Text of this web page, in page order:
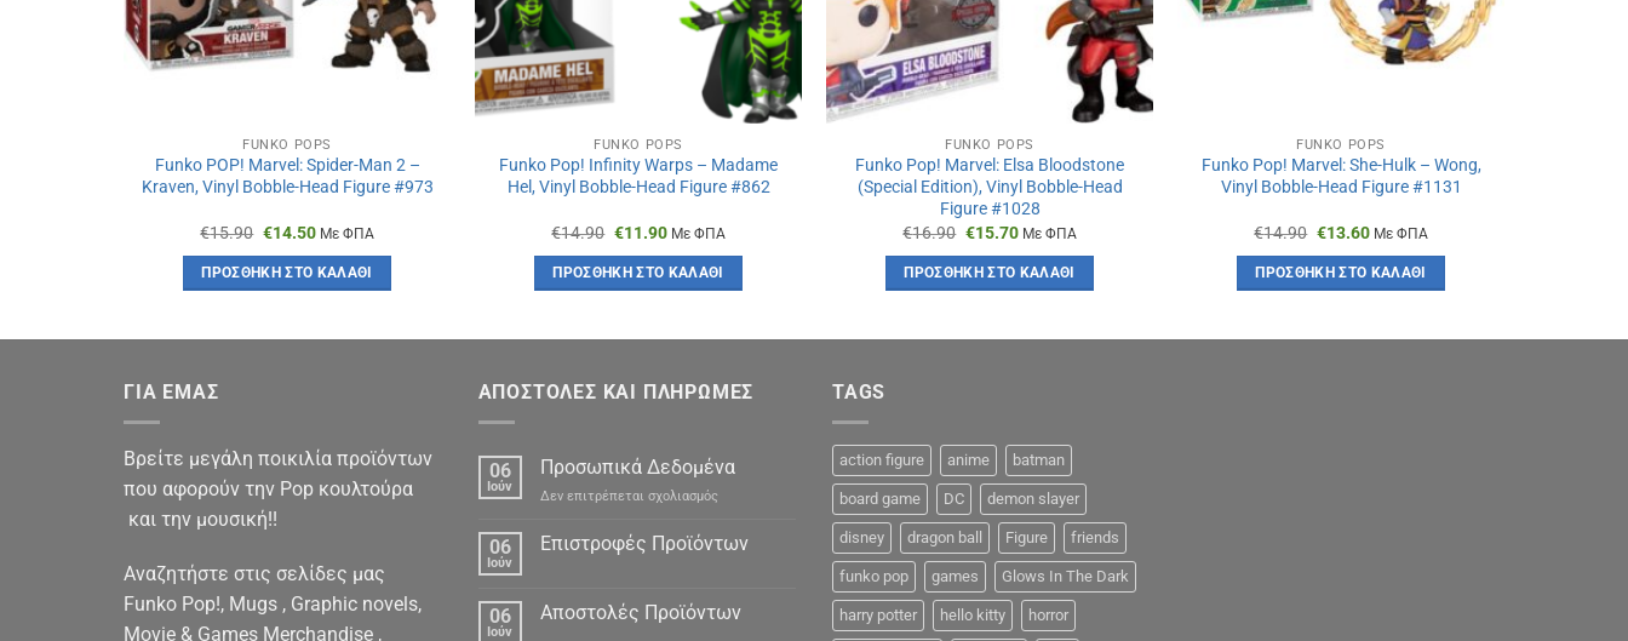
FUNKO POPS
Funko POP! Marvel: Spider-Man 2 –
Kraven, Vinyl Bobble-Head Figure #973
€15.90 Original
was:
€15.90.
€14.50Η
τιμή
είναι:
Με ΦΠΑ
ΠΡΟΣΘΉΚΗ ΣΤΟ ΚΑΛΆΘΙ
FUNKO POPS
Funko Pop! Infinity Warps – Madame
Hel, Vinyl Bobble-Head Figure #862
€14.90 Original
was:
€14.90.
€11.90Η
τιμή
είναι:
Με ΦΠΑ
ΠΡΟΣΘΉΚΗ ΣΤΟ ΚΑΛΆΘΙ
FUNKO POPS
Funko Pop! Marvel: Elsa Bloodstone
(Special Edition), Vinyl Bobble-Head
Figure #1028
€16.90 Original
was:
€16.90.
€15.70Η
τιμή
είναι:
Με ΦΠΑ
ΠΡΟΣΘΉΚΗ ΣΤΟ ΚΑΛΆΘΙ
FUNKO POPS
Funko Pop! Marvel: She-Hulk – Wong,
Vinyl Bobble-Head Figure #1131
€14.90 Original
was:
€14.90.
€13.60Η
τιμή
είναι:
Με ΦΠΑ
ΠΡΟΣΘΉΚΗ ΣΤΟ ΚΑΛΆΘΙ
ΓΙΑ ΕΜΑΣ
Βρείτε μεγάλη ποικιλία προϊόντων
που αφορούν την Pop κουλτούρα
και την μουσική!!
Αναζητήστε στις σελίδες μας
Funko Pop!, Mugs , Graphic novels,
Movie & Games Merchandise ,
ΑΠΟΣΤΟΛΕΣ ΚΑΙ ΠΛΗΡΩΜΕΣ
06
Ιούν
Προσωπικά Δεδομένα
Δεν επιτρέπεται σχολιασμόςστο
Δεδομένα
06
Ιούν
Επιστροφές Προϊόντων
06
Ιούν
Αποστολές Προϊόντων
TAGS
action figure anime batman
board game DC demon slayer
disney dragon ball Figure friends
funko pop games Glows In The Dark
harry potter hello kitty horror